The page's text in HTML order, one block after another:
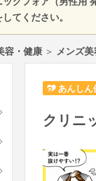
してください。
容・健康 ＞ メンズ美
あんしん
クリニ